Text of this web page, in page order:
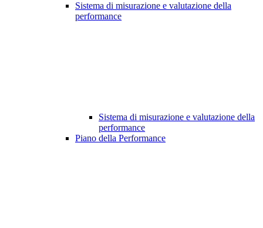
Sistema di misurazione e valutazione della
performance
Sistema di misurazione e valutazione della
performance
Piano della Performance